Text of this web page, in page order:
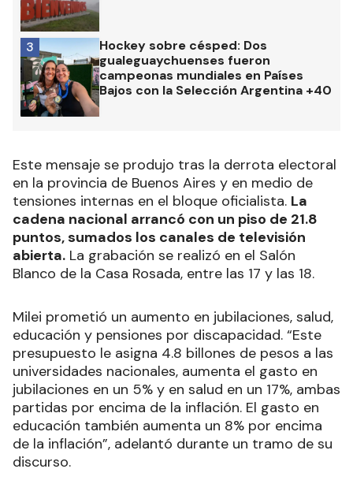
Hockey sobre césped: Dos
gualeguaychuenses fueron
campeonas mundiales en Países
Bajos con la Selección Argentina +40
3
Este mensaje se produjo tras la derrota electoral
en la provincia de Buenos Aires y en medio de
tensiones internas en el bloque oficialista. La
cadena nacional arrancó con un piso de 21.8
puntos, sumados los canales de televisión
abierta. La grabación se realizó en el Salón
Blanco de la Casa Rosada, entre las 17 y las 18.
Milei prometió un aumento en jubilaciones, salud,
educación y pensiones por discapacidad. “Este
presupuesto le asigna 4.8 billones de pesos a las
universidades nacionales, aumenta el gasto en
jubilaciones en un 5% y en salud en un 17%, ambas
partidas por encima de la inflación. El gasto en
educación también aumenta un 8% por encima
de la inflación”, adelantó durante un tramo de su
discurso.